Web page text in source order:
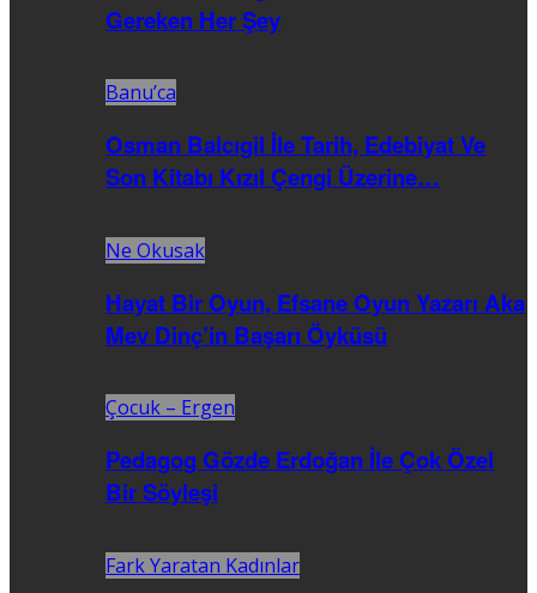
Gereken Her Şey
Banu’ca
Osman Balcıgil İle Tarih, Edebiyat Ve
Son Kitabı Kızıl Çengi Üzerine…
Ne Okusak
Hayat Bir Oyun, Efsane Oyun Yazarı Aka
Mev Dinç’in Başarı Öyküsü
Çocuk – Ergen
Pedagog Gözde Erdoğan İle Çok Özel
Bir Söyleşi
Fark Yaratan Kadınlar